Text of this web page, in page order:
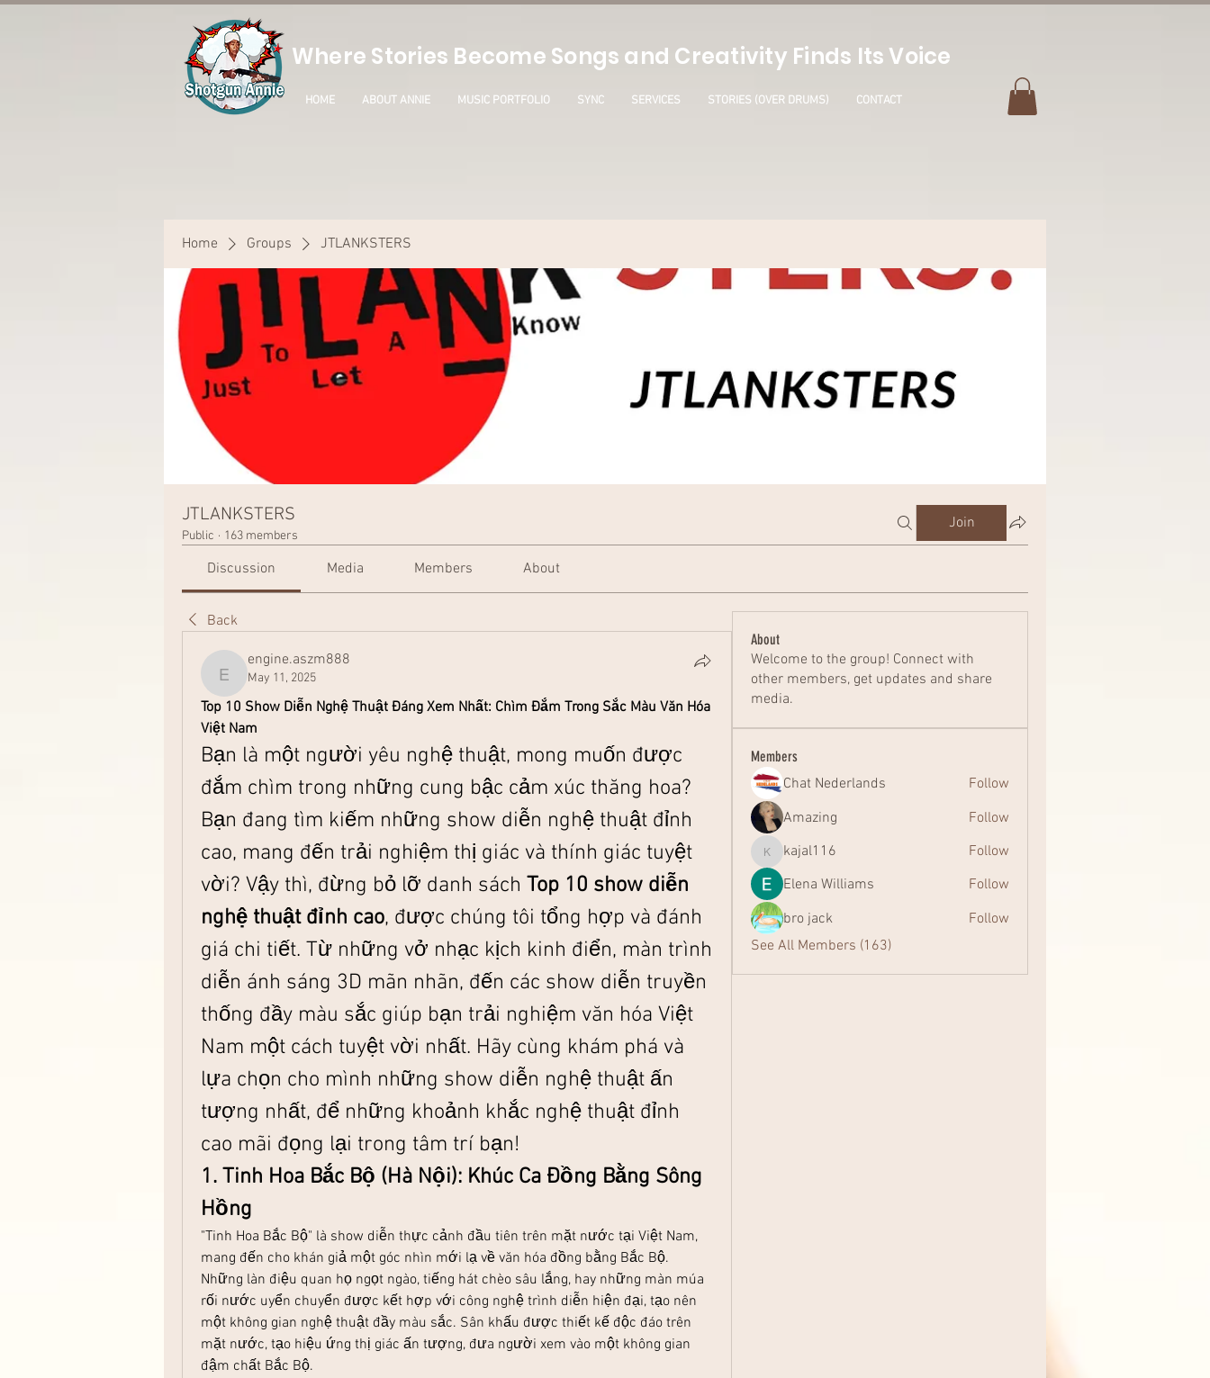
Where Stories Become Songs and Creativity Finds Its Voice
HOME ABOUT ANNIE MUSIC PORTFOLIO SYNC SERVICES STORIES (OVER DRUMS) CONTACT
Home Groups JTLANKSTERS
JTLANKSTERS
Public · 163 members
Join
Discussion Media Members About
Back
engine.aszm888
engine.aszm888
May 11, 2025
Top 10 Show Diễn Nghệ Thuật Đáng Xem Nhất: Chìm Đắm Trong Sắc Màu Văn Hóa
Việt Nam
Bạn là một người yêu nghệ thuật, mong muốn được
đắm chìm trong những cung bậc cảm xúc thăng hoa?
Bạn đang tìm kiếm những show diễn nghệ thuật đỉnh
cao, mang đến trải nghiệm thị giác và thính giác tuyệt
vời? Vậy thì, đừng bỏ lỡ danh sách Top 10 show diễn
nghệ thuật đỉnh cao, được chúng tôi tổng hợp và đánh
giá chi tiết. Từ những vở nhạc kịch kinh điển, màn trình
diễn ánh sáng 3D mãn nhãn, đến các show diễn truyền
thống đầy màu sắc giúp bạn trải nghiệm văn hóa Việt
Nam một cách tuyệt vời nhất. Hãy cùng khám phá và
lựa chọn cho mình những show diễn nghệ thuật ấn
tượng nhất, để những khoảnh khắc nghệ thuật đỉnh
cao mãi đọng lại trong tâm trí bạn!
1. Tinh Hoa Bắc Bộ (Hà Nội): Khúc Ca Đồng Bằng Sông
Hồng
"Tinh Hoa Bắc Bộ" là show diễn thực cảnh đầu tiên trên mặt nước tại Việt Nam,
mang đến cho khán giả một góc nhìn mới lạ về văn hóa đồng bằng Bắc Bộ.
Những làn điệu quan họ ngọt ngào, tiếng hát chèo sâu lắng, hay những màn múa
rối nước uyển chuyển được kết hợp với công nghệ trình diễn hiện đại, tạo nên
một không gian nghệ thuật đầy màu sắc. Sân khấu được thiết kế độc đáo trên
mặt nước, tạo hiệu ứng thị giác ấn tượng, đưa người xem vào một không gian
đậm chất Bắc Bộ.
About
Welcome to the group! Connect with
other members, get updates and share
media.
Members
Chat Nederlands
Follow
Amazing
Follow
kajal116
kajal116
Follow
Elena Williams
Follow
bro jack
Follow
See All Members (163)